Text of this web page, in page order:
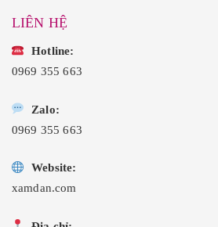
LIÊN HỆ
Hotline:
0969 355 663
Zalo:
0969 355 663
Website:
xamdan.com